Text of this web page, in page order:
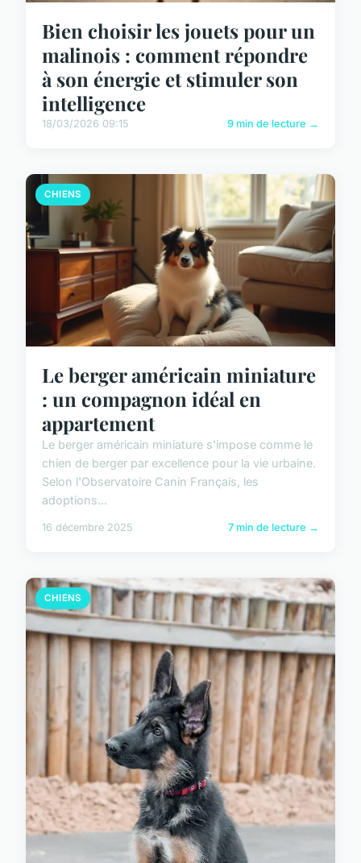
Bien choisir les jouets pour un
malinois : comment répondre
à son énergie et stimuler son
intelligence
18/03/2026 09:15 9 min de lecture →
CHIENS
Le berger américain miniature
: un compagnon idéal en
appartement
Le berger américain miniature s'impose comme le
chien de berger par excellence pour la vie urbaine.
Selon l'Observatoire Canin Français, les
adoptions...
16 décembre 2025 7 min de lecture →
CHIENS